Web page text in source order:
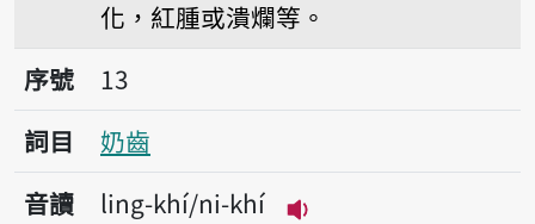
化，紅腫或潰爛等。
序號13奶齒
序號
13
詞目
奶齒
音讀
ling-khí/ni-khí